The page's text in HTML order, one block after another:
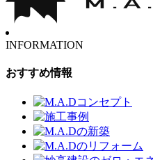
INFORMATION
おすすめ情報